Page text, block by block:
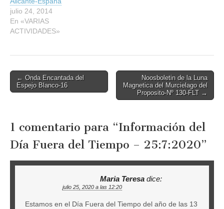
julio 24, 2014
En «VARIAS
ACTIVIDADES»
Post
navigation
← Onda Encantada del
Espejo Blanco-16
Noosboletin de la Luna
Magnetica del Murcielago del
Proposito-Nº 130-FLT →
1 comentario para “Información del
Día Fuera del Tiempo – 25:7:2020”
Maria Teresa dice:
julio 25, 2020 a las 12:20
Estamos en el Día Fuera del Tiempo del año de las 13